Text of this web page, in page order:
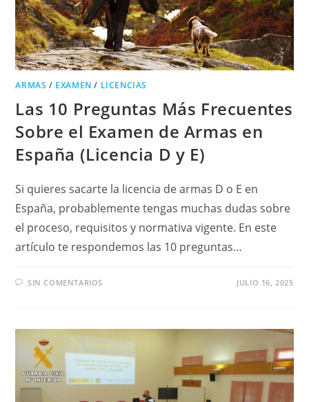
ARMAS / EXAMEN / LICENCIAS
Las 10 Preguntas Más Frecuentes
Sobre el Examen de Armas en
España (Licencia D y E)
Si quieres sacarte la licencia de armas D o E en
España, probablemente tengas muchas dudas sobre
el proceso, requisitos y normativa vigente. En este
artículo te respondemos las 10 preguntas…
SIN COMENTARIOS JULIO 16, 2025